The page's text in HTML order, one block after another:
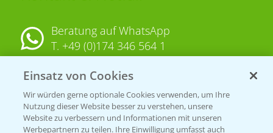
Beratung auf WhatsApp
T. +49 (0)174 346 564 1
KONTAKT
Hilfe in Notfällen
Einsatz von Cookies
Wir würden gerne optionale Cookies verwenden, um Ihre
Nutzung dieser Website besser zu verstehen, unsere
Website zu verbessern und Informationen mit unseren
Werbepartnern zu teilen. Ihre Einwilligung umfasst auch